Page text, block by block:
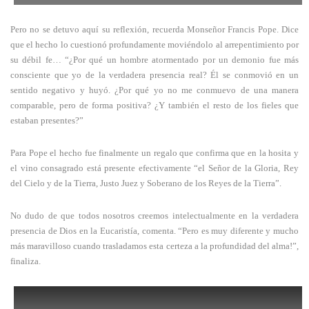
Pero no se detuvo aquí su reflexión, recuerda Monseñor Francis Pope. Dice
que el hecho lo cuestionó profundamente moviéndolo al arrepentimiento por
su débil fe… “¿Por qué un hombre atormentado por un demonio fue más
consciente que yo de la verdadera presencia real? Él se conmovió en un
sentido negativo y huyó. ¿Por qué yo no me conmuevo de una manera
comparable, pero de forma positiva? ¿Y también el resto de los fieles que
estaban presentes?”
Para Pope el hecho fue finalmente un regalo que confirma que en la hosita y
el vino consagrado está presente efectivamente “el Señor de la Gloria, Rey
del Cielo y de la Tierra, Justo Juez y Soberano de los Reyes de la Tierra”.
No dudo de que todos nosotros creemos intelectualmente en la verdadera
presencia de Dios en la Eucaristía, comenta. “Pero es muy diferente y mucho
más maravilloso cuando trasladamos esta certeza a la profundidad del alma!”,
finaliza.